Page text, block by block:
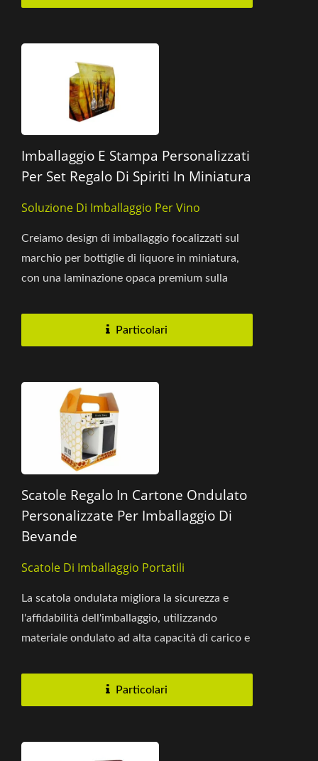
Imballaggio E Stampa Personalizzati
Per Set Regalo Di Spiriti In Miniatura
Soluzione Di Imballaggio Per Vino
Creiamo design di imballaggio focalizzati sul
marchio per bottiglie di liquore in miniatura,
con una laminazione opaca premium sulla
Particolari
Scatole Regalo In Cartone Ondulato
Personalizzate Per Imballaggio Di
Bevande
Scatole Di Imballaggio Portatili
La scatola ondulata migliora la sicurezza e
l'affidabilità dell'imballaggio, utilizzando
materiale ondulato ad alta capacità di carico e
Particolari